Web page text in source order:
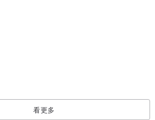
衝動、容易意氣用事者
看更多